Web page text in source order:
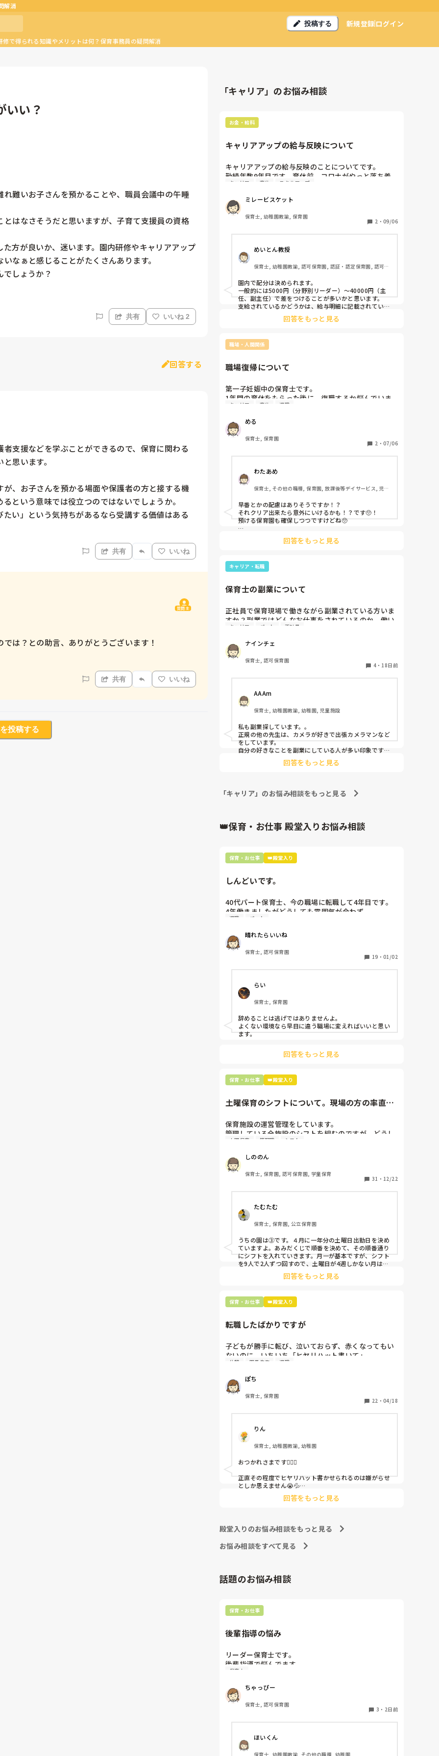
解消
投稿する 新規登録ログイン
修で得られる知識やメリットは何？保育事務員の疑問解消
いい？
難いお子さんを預かることや、職員会議中の午睡
はなさそうだと思いますが、子育て支援員の資格
方が良いか、迷います。園内研修やキャリアアップ
なぁと感じることがたくさんあります。
しょうか？
共有 いいね 2
回答する
支援などを学ぶことができるので、保育に関わる
思います。
、お子さんを預かる場面や保護者の方と接する機
という意味では役立つのではないでしょうか。
い」という気持ちがあるなら受講する価値はある
共有 いいね
質問主
は？との助言、ありがとうございます！
共有 いいね
投稿する
「キャリア」のお悩み相談
お金・給料
キャリアアップの給与反映について
キャリアアップの給与反映のことについてです。
勤続年数9年目です。育休前、コロナがやっと落ち着
いたくらいで、妊婦だった私を気遣ってくれて園長先
いました。
それから復帰してもキャリアアップの研修は受けてな
くて、3年目の時に一度だけ、1科目5回の研修を全部
を受けました。
ているのですか？
それとも受けた量によって給与の額は変わるんでしょ
うか。私が聞いているのは、園内で配分を決めて、最
大四万円アップするって聞いたのですが、本棒の内訳
がわからないです。
四万円ついているか確かめるには、事務に聞くしかな
いのでしょうか？
キャリア 育休 スキルアップ
ミレービスケット
保育士, 幼稚園教諭, 保育園
2 ・ 09/06
めいとん教授
保育士, 幼稚園教諭, 認可保育園, 認証・認定保育園, 認可外
園内で配分は決められます。
一般的には5000円（分野別リーダー）〜40000円（主
任、副主任）で差をつけることが多いかと思います。
支給されているかどうかは、給与明細に記載されている
かと思いますが、わからなければ事務の方に確認するの
がいいかと思います。回答をもっと見る
職場・人間関係
職場復帰について
第一子妊娠中の保育士です。
1年間の育休をもらった後に、復職するか悩んでいま
す。(もちろん、復職前提の育休であることは知ってい
保育士でありながら、小さいうちは子どもを自分の近
くで育てたいという思いが昔からありました。
また自身の職場が家から近いわけではなく、旦那の平
日の家事、育児協力も仕事上期待できなさそうです。
が、色々考えると難しいのかなと。
現場じゃない仕事もやってみたい気持ちもあって、悩
んでいます。
キャリア 育休 退職
める
保育士, 保育園
2 ・ 07/06
わたあめ
保育士, その他の職種, 保育園, 放課後等デイサービス, 児童
早番とかの配慮はありそうですか！？
それクリア出来たら意外にいけるかも！？です🥺！
預ける保育園も確保しつつですけどね🥺
とりあえず、出産して子育て中に色々考えるのもありで
うちのコの行ってるところでは
2年後またお会いしましょう！
2年後お会いしましょう！って
もう会えないわ！って笑
第一子で復職後妊娠することもあるかも？なので、まだ
回答をもっと見る
キャリア・転職
保育士の副業について
正社員で保育現場で働きながら副業されている方いま
すか？副業ではどんなお仕事をされているのか、働い
ている時間や頻度等教えていただけたらうれしいで
キャリア パート 正社員
ナインチェ
保育士, 認可保育園
4・ 18日前
AAAm
保育士, 幼稚園教諭, 幼稚園, 児童施設
私も副業探しています。。
正規の他の先生は、カメラが好きで出張カメラマンなど
をしています。
自分の好きなことを副業にしている人が多い印象です。
その方は子どもが小さいため、時短勤務て9〜16時で働
かれてる中、土日でカメラマンされてるようです！
回答をもっと見る
「キャリア」のお悩み相談をもっと見る
👑保育・お仕事 殿堂入りお悩み相談
保育・お仕事 👑殿堂入り
しんどいです。
40代パート保育士、今の職場に転職して4年目です。
4年働きましたがどうしても雰囲気が合わず
退職しようと思っています。
周りの職員は、勤続10年以上から何十年という先生が
ほとんどです。
保護者子どもの愚痴悪口が多く、
子どもの前でも
仕方ないよね
もう何も言わずに
子どもの言いなりになればいいんだね
などいう意見で…
上の先生に相談することは難しそうです。
正直苦しい。
辞めることは逃げ、と、過去辞めた人も何年も言われ
続けています
退職 パート
晴れたらいいね
保育士, 認可保育園
19 ・ 01/02
らい
保育士, 保育園
辞めることは逃げではありませんよ。
よくない環境なら早目に違う職場に変えればいいと思い
ます。
回答をもっと見る
保育・お仕事 👑殿堂入り
土曜保育のシフトについて。現場の方の率直な
保育施設の運営管理をしています。
管理している全施設のシフトを組むのですが、どうし
ても土曜保育だけは入れる方が少なく、いつも苦労し
応募の段階では皆、月1〜2回の土曜出勤があることに
同意して入職しているはずですが、いざ勤務が始まる
と一日も土曜出勤が出来ない方ばかりです。
①土曜日の希望休は2日まで、と制限をかける
②毎月、必ず土曜保育に入ることのできる日を1日だ
けピックアップしてもらう
③仮シフトが出た時、土曜出勤が難しければ自身で代
わりの人を交渉して見つけてもらう
上記のいずれかの対策を取り入れることを考えていま
土曜保育 管理職 シフト
しののん
保育士, 保育園, 認可保育園, 学童保育
31 ・ 12/22
たむたむ
保育士, 保育園, 公立保育園
うちの園は③です。４月に一年分の土曜日出勤日を決め
ていますよ。あみだくじで順番を決めて、その順番通り
にシフトを入れていきます。月一が基本ですが、シフト
を9人で2人ずつ回すので、土曜日が4週しかない月は無
しの時もありますよ。その土曜日が出られない人は、同
じシフト時間の人と自分で交代して貰い、主任に報告し
回答をもっと見る
保育・お仕事 👑殿堂入り
転職したばかりですが
子どもが勝手に転び、泣いておらず、赤くなってもい
ないのに、いちいち「ヒヤリハット書いて」
と書かされ
休憩時間に書くしかなく、辛いです
（そう言う本人は書かない）
しかも、上司に↑この内容でも
「どうしたらなくせるか」
呼ばれて一緒に対策を考えさせられること多数
これだけで30〜40分拘束されて辛いです
皆さんの園はどうですか?
休憩 園長先生 退職
ぽち
保育士, 保育園
22 ・ 04/18
りん
保育士, 幼稚園教諭, 幼稚園
おつかれさまです🙇🏻‍♀️
正直その程度でヒヤリハット書かせられるのは嫌がらせ
としか思えません😭💦
他の先生方も同様のことをされているのでしょうか？
回答をもっと見る
殿堂入りのお悩み相談をもっと見る
お悩み相談をすべて見る
話題のお悩み相談
保育・お仕事
後輩指導の悩み
リーダー保育士です。
後輩指導で悩んでます。
初めて年長を持つ後輩がいますが
聞かないで様子見てると直前になるまで何もアクショ
ンがなかったり
他の職員に聞いてる様子もなくて
もう何考えてるんだかさっぱりです。
よほど自分に聞きづらいのか、聞く必要性さえ感じな
いのか、もうよくわからないです。
保育士
ちゃっぴー
保育士, 認可保育園
3 ・ 2日前
ほいくん
保育士, 幼稚園教諭, その他の職種, 幼稚園